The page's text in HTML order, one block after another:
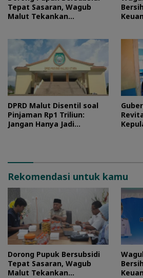
Tepat Sasaran, Wagub
Malut Tekankan
DPRD Malut Disentil soal
Pinjaman Rp1 Triliun:
Jangan Hanya Jadi
Rekomendasi untuk kamu
Dorong Pupuk Bersubsidi
Tepat Sasaran, Wagub
Malut Tekankan